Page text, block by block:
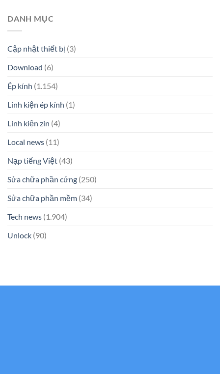
DANH MỤC
Cập nhật thiết bị (3)
Download (6)
Ép kính (1.154)
Linh kiện ép kính (1)
Linh kiện zin (4)
Local news (11)
Nạp tiếng Việt (43)
Sửa chữa phần cứng (250)
Sửa chữa phần mềm (34)
Tech news (1.904)
Unlock (90)